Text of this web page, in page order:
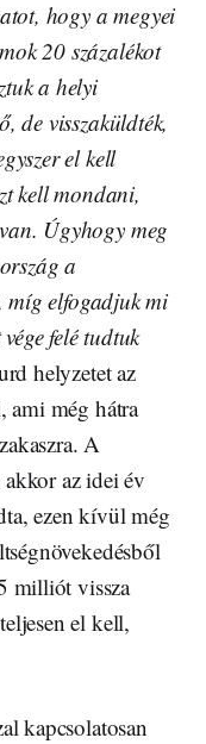
hogy a megyei
20 százalékot
a helyi
de visszaküldték,
el kell
kell mondani,
Úgyhogy meg
a
míg elfogadjuk mi
felé tudtuk
helyzetet az
ami még hátra
A
az idei év
ezen kívül még
milliót vissza
el kell,
kapcsolatosan